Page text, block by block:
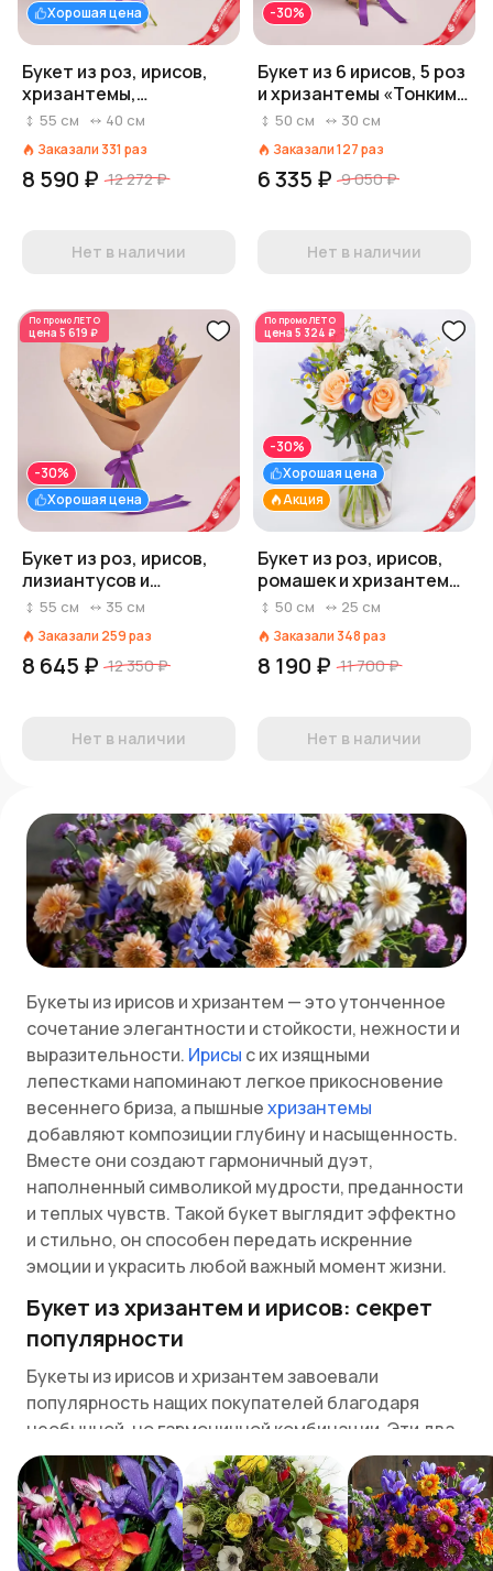
Хорошая цена
Букет из роз, ирисов,
хризантемы,
лизиантусов в
55 см 40 см
Заказали 331 раз
8 590 ₽ 12 272 ₽
Нет в наличии
-30%
Букет из 6 ирисов, 5 роз
и хризантемы «Тонким
перышком»
50 см 30 см
Заказали127раз
6 335 ₽ 9 050 ₽
Нет в наличии
По промоЛЕТО
цена 5 619 ₽
Хорошая цена
-30%
Букет из роз, ирисов,
лизиантусов и
хризантем в крафте
55 см 35 см
Заказали 259раз
8 645 ₽ 12 350 ₽
Нет в наличии
По промоЛЕТО
цена 5 324 ₽
Акция
Хорошая цена
-30%
Букет из роз, ирисов,
ромашек и хризантем
«Летняя свежесть»
50 см 25 см
Заказали 348раз
8 190 ₽ 11 700 ₽
Нет в наличии
Букеты из ирисов и хризантем — это утонченное
сочетание элегантности и стойкости, нежности и
выразительности. Ирисы с их изящными
лепестками напоминают легкое прикосновение
весеннего бриза, а пышныехризантемы
добавляют композиции глубину и насыщенность.
Вместе они создают гармоничный дуэт,
наполненный символикой мудрости, преданности
и теплых чувств. Такой букет выглядит эффектно
и стильно, он способен передать искренние
эмоции и украсить любой важный момент жизни.
Букет из хризантем и ирисов: секрет
популярности
Букеты из ирисов и хризантем завоевали
популярность нащих покупателей благодаря
необычной, но гармоничной комбинации. Эти два
цветка, казалось бы, такие разные, удивительно
дополняют друг друга, создавая выразительные и
элегантные композиции. Хризантемы
символизируют стойкость, искренность и
долголетие, а ирисы — утонченность, мудрость и